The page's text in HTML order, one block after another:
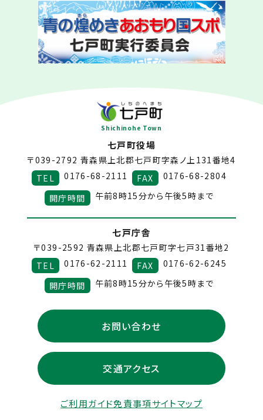
Shichinohe Town
七戸町役場
〒039-2792 青森県上北郡七戸町字森ノ上131番地4
TEL
0176-68-2111 FAX
0176-68-2804
開庁時間
午前8時15分から午後5時まで
七戸庁舎
〒039-2592 青森県上北郡七戸町字七戸31番地2
TEL
0176-62-2111 FAX
0176-62-6245
開庁時間
午前8時15分から午後5時まで
お問い合わせ
交通アクセス
ご利用ガイド免責事項サイトマップ